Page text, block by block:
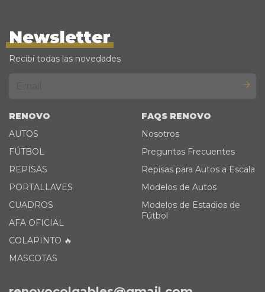
Newsletter
Recibí todas las novedades
RENOVO
AUTOS
FÚTBOL
REPISAS
PORTALLAVES
CUADROS
AFA OFICIAL
COLAPINTO 🔥
MASCOTAS
FAQS RENOVO
Nosotros
Preguntas Frecuentes
Repisas para Autos a Escala
Modelos de Autos
Modelos de Estadios de
Fútbol